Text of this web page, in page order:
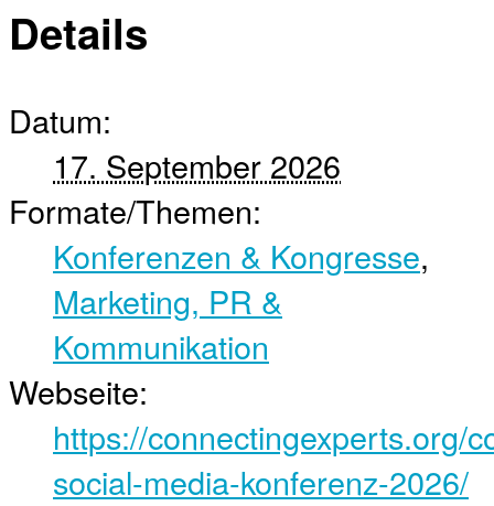
Details
Datum:
17. September 2026
Formate/Themen:
Konferenzen & Kongresse,
Marketing, PR &
Kommunikation
Webseite:
https://connectingexperts.org/
social-media-konferenz-2026/